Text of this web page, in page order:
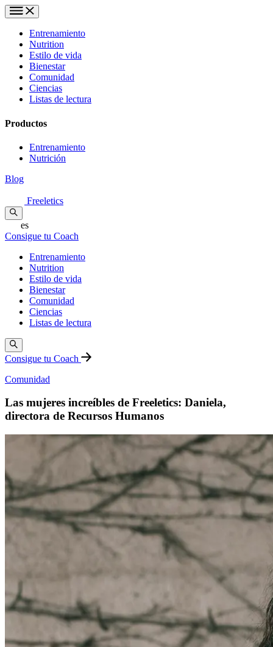
Entrenamiento
Nutrition
Estilo de vida
Bienestar
Comunidad
Ciencias
Listas de lectura
Productos
Entrenamiento
Nutrición
Blog
Freeletics
es
Consigue tu Coach
Entrenamiento
Nutrition
Estilo de vida
Bienestar
Comunidad
Ciencias
Listas de lectura
Consigue tu Coach
Comunidad
Las mujeres increíbles de Freeletics: Daniela,
directora de Recursos Humanos